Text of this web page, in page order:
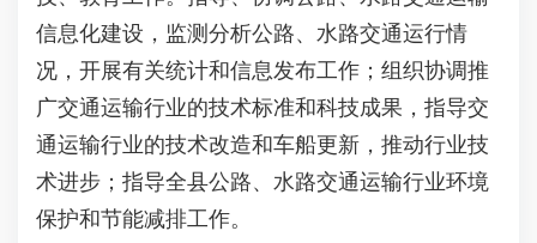
信息化建设，监测分析公路、水路交通运行情
况，开展有关统计和信息发布工作；组织协调推
广交通运输行业的技术标准和科技成果，指导交
通运输行业的技术改造和车船更新，推动行业技
术进步；指导全县公路、水路交通运输行业环境
保护和节能减排工作。